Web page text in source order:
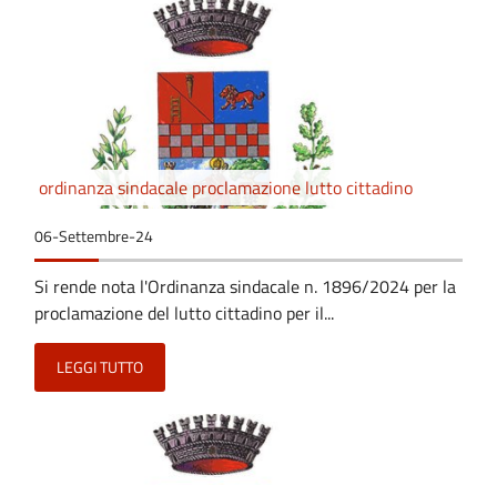
ordinanza sindacale proclamazione lutto cittadino
06-Settembre-24
Si rende nota l'Ordinanza sindacale n. 1896/2024 per la
proclamazione del lutto cittadino per il...
LEGGI TUTTO